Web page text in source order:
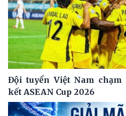
Đội tuyển Việt Nam
kết ASEAN Cup 2026